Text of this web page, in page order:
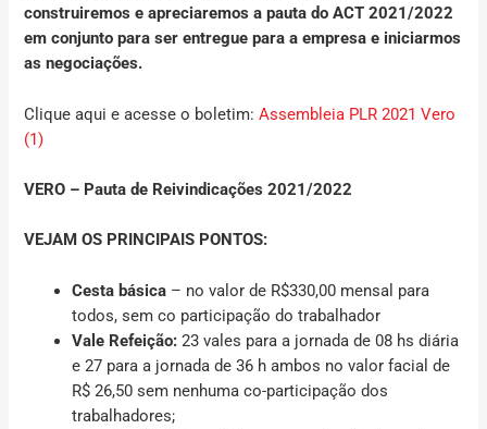
construiremos e apreciaremos a pauta do ACT 2021/2022
em conjunto para ser entregue para a empresa e iniciarmos
as negociações.
Clique aqui e acesse o boletim:Assembleia PLR 2021 Vero
(1)
VERO – Pauta de Reivindicações 2021/2022
VEJAM OS PRINCIPAIS PONTOS:
Cesta básica – no valor de R$330,00 mensal para
todos, sem co participação do trabalhador
Vale Refeição: 23 vales para a jornada de 08 hs diária
e 27 para a jornada de 36 h ambos no valor facial de
R$ 26,50 sem nenhuma co-participação dos
trabalhadores;